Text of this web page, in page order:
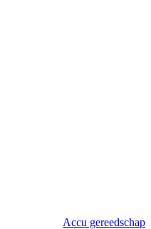
Accu gereedschap